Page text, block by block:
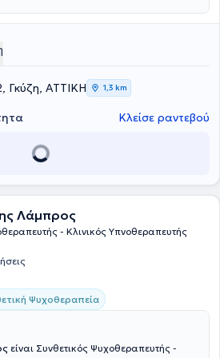
της ελευθερίας και της
με το ασυνείδητό του, την
Γκύζη, ΑΤΤΙΚΗ 1,3 km
Κλείσε ραντεβού
Λάμπρος
- Κλινικός Υπνοθεραπευτής
Ψυχοθεραπεία
είναι Συνθετικός Ψυχοθεραπευτής -